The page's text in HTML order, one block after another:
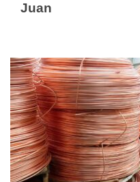
Juan